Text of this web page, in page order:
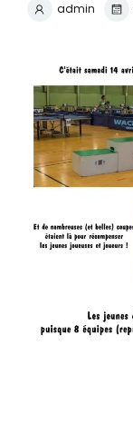
admin